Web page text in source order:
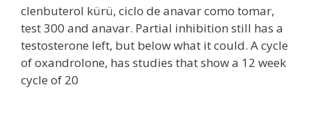
clenbuterol kürü, ciclo de anavar como tomar,
test 300 and anavar. Partial inhibition still has a
testosterone left, but below what it could. A cycle
of oxandrolone, has studies that show a 12 week
cycle of 20